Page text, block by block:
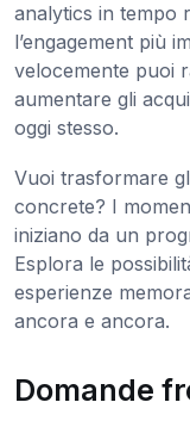
analytics in tempo
l’engagement più
velocemente puoi
aumentare gli
oggi stesso.
Vuoi trasformare
concrete? I
iniziano da un
Esplora le
esperienze
ancora e ancora.
Domande